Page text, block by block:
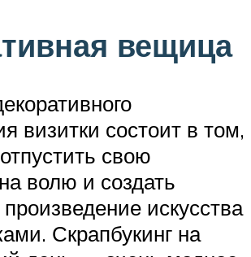
вещица
визитки состоит в том,
свою
волю и создать
искусства
Скрапбукинг на